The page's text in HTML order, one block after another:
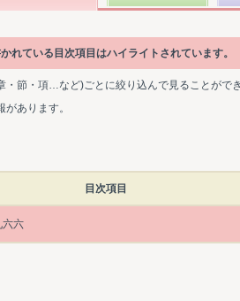
れている目次項目はハイライトされています。
・節・項…など)ごとに絞り込んで見ることがで
あります。
目次項目
六